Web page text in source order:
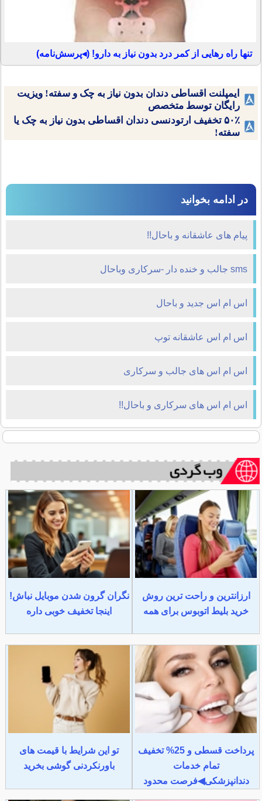
تنها راه رهایی از کمر درد بدون نیاز به دارو! (◂پرسش‌نامه)
ایمپلنت اقساطی دندان بدون نیاز به چک و سفته! ویزیت
رایگان توسط متخصص
۵۰٪ تخفیف ارتودنسی دندان اقساطی بدون نیاز به چک یا
سفته!
در ادامه بخوانید
پیام های عاشقانه و باحال!!
sms جالب و خنده دار -سرکاری وباحال
اس ام اس جدید و باحال
اس ام اس عاشقانه توپ
اس ام اس های جالب و سرکاری
اس ام اس های سرکاری و باحال!!
ارزانترین و راحت ترین روش
خرید بلیط اتوبوس برای همه
نگران گرون شدن موبایل نباش!
اینجا تخفیف خوبی داره
پرداخت قسطی و 25% تخفیف
تمام خدمات
دندانپزشکی◀فرصت محدود
تو این شرایط با قیمت های
باورنکردنی گوشی بخرید